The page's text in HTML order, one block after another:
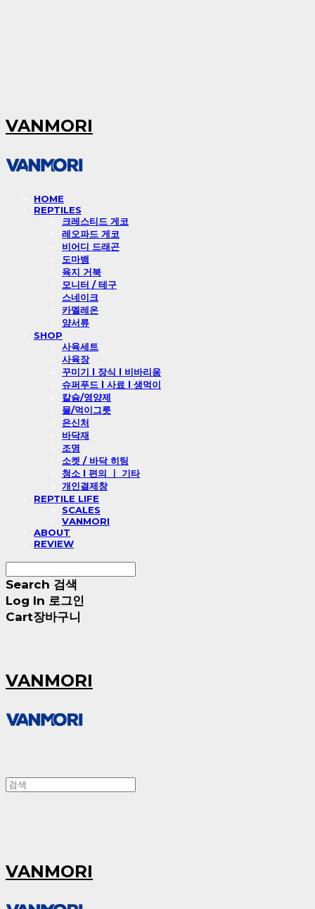
VANMORI
HOME
REPTILES
크레스티드 게코
레오파드 게코
비어디 드래곤
도마뱀
육지 거북
모니터 / 테구
스네이크
카멜레온
양서류
SHOP
사육세트
사육장
꾸미기 l 장식 l 비바리움
슈퍼푸드 l 사료 l 생먹이
칼슘/영양제
물/먹이그릇
은신처
바닥재
조명
소켓 / 바닥 히팅
청소 l 편의 ㅣ 기타
개인결제창
REPTILE LIFE
SCALES
VANMORI
ABOUT
REVIEW
Search 검색
Log In 로그인
Cart장바구니
VANMORI
VANMORI